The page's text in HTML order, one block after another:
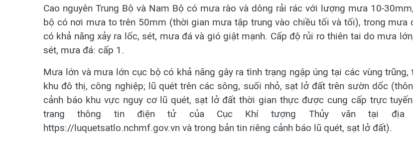
Cao nguyên Trung Bộ và Nam Bộ có mưa rào và dông rải rác với lượng mưa 10-
bộ có nơi mưa to trên 50mm (thời gian mưa tập trung vào chiều tối và tối), trong mưa
có khả năng xảy ra lốc, sét, mưa đá và gió giật mạnh. Cấp độ rủi ro thiên tai do mưa
sét, mưa đá: cấp 1.
Mưa lớn và mưa lớn cục bộ có khả năng gây ra tình trạng ngập úng tại các vùng trũng,
khu đô thị, công nghiệp; lũ quét trên các sông, suối nhỏ, sạt lở đất trên sườn dốc
cảnh báo khu vực nguy cơ lũ quét, sạt lở đất thời gian thực được cung cấp trực
trang thông tin điện tử của Cục Khí tượng Thủy văn tại địa
https://luquetsatlo.nchmf.gov.vn và trong bản tin riêng cảnh báo lũ quét, sạt lở đất).